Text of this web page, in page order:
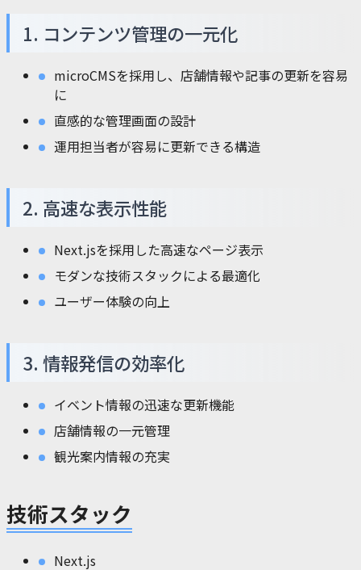
1. コンテンツ管理の一元化
microCMSを採用し、店舗情報や記事の更新を容易
に
直感的な管理画面の設計
運用担当者が容易に更新できる構造
2. 高速な表示性能
Next.jsを採用した高速なページ表示
モダンな技術スタックによる最適化
ユーザー体験の向上
3. 情報発信の効率化
イベント情報の迅速な更新機能
店舗情報の一元管理
観光案内情報の充実
技術スタック
Next.js